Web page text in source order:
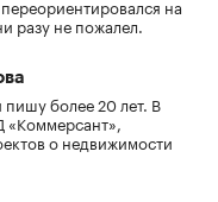
на
разу не пожалел.
более 20 лет. В
«Коммерсант»,
о недвижимости